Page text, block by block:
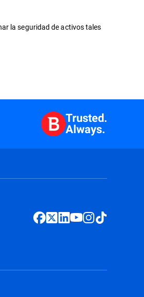
la seguridad de activos tales
Trusted.
Always.